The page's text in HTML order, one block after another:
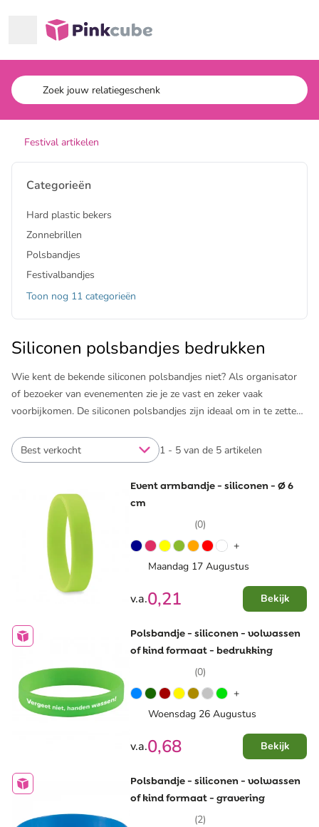
Pinkcube
Festival artikelen
Categorieën
Hard plastic bekers
Zonnebrillen
Polsbandjes
Festivalbandjes
Toon nog 11 categorieën
Siliconen polsbandjes bedrukken
Wie kent de bekende siliconen polsbandjes niet? Als organisator
of bezoeker van evenementen zie je ze vast en zeker vaak
voorbijkomen. De siliconen polsbandjes zijn ideaal om in te zetten
Door de verschillende kleurtjes vallen ze lekker op en ze gaan niet
gauw stuk. De ontvangers lopen er vol trots mee rond. Laat de
polsbandjes bedrukken met het logo en de kleurrijke items zorgen
meteen voor extra promotie.
Naast polsbandjes bedrukken wij nog veel meer leuke, goedkope
producten die ideaal zijn als giveaways of merchandise. Denk
bijvoorbeeld aan ​
pennen met logoof ​bedrukte snoepblikjes
denken graag met je mee over de best passende items voor jouw
1 - 5 van de 5 artikelen
Best verkocht
Event armbandje - siliconen - Ø 6
cm
(0)
+
Maandag 17 Augustus
v.a.0,21 Bekijk
Polsbandje - siliconen - volwassen
of kind formaat - bedrukking
(0)
+
Woensdag 26 Augustus
v.a.0,68 Bekijk
Polsbandje - siliconen - volwassen
of kind formaat - gravering
(2)